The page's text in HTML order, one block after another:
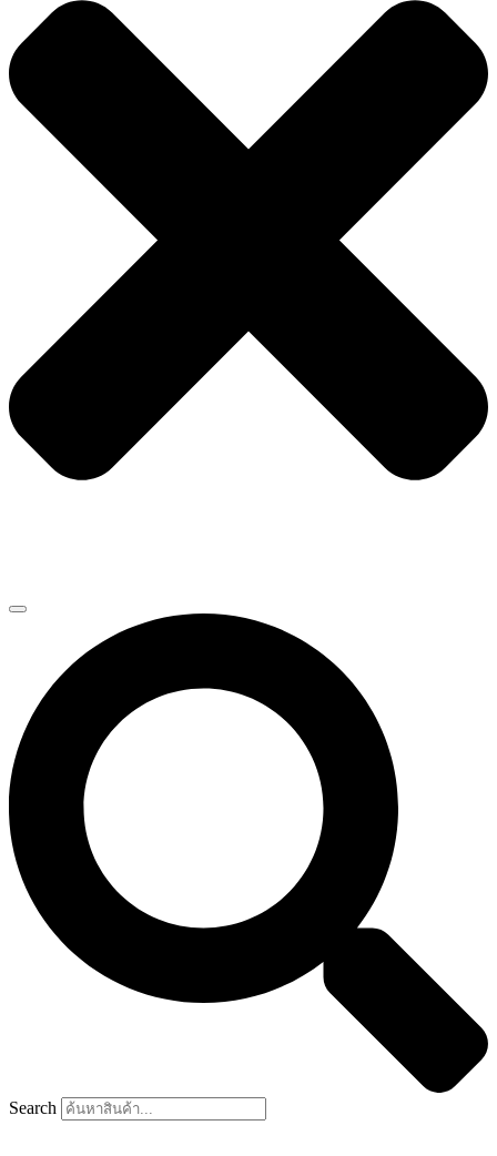
Search